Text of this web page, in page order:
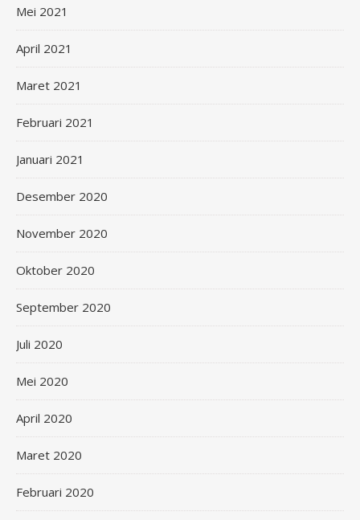
Mei 2021
April 2021
Maret 2021
Februari 2021
Januari 2021
Desember 2020
November 2020
Oktober 2020
September 2020
Juli 2020
Mei 2020
April 2020
Maret 2020
Februari 2020